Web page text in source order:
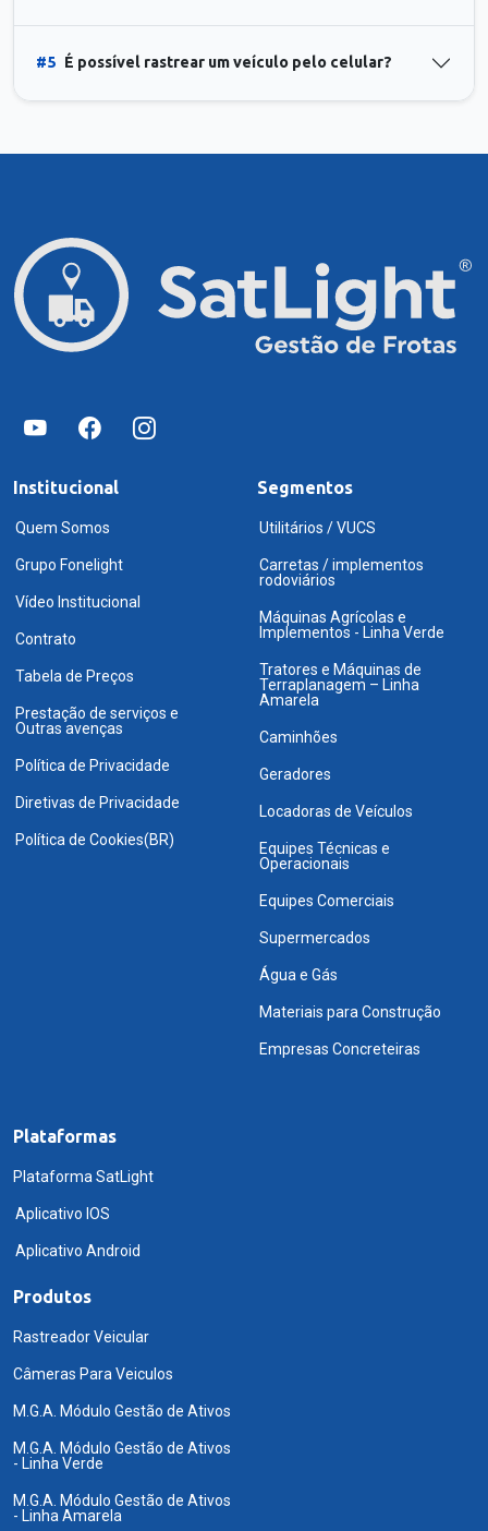
#5 É possível rastrear um veículo pelo celular?
Institucional
Quem Somos
Grupo Fonelight
Vídeo Institucional
Contrato
Tabela de Preços
Prestação de serviços e
Outras avenças
Política de Privacidade
Diretivas de Privacidade
Política de Cookies(BR)
Segmentos
Utilitários / VUCS
Carretas / implementos
rodoviários
Máquinas Agrícolas e
Implementos - Linha Verde
Tratores e Máquinas de
Terraplanagem – Linha
Amarela
Caminhões
Geradores
Locadoras de Veículos
Equipes Técnicas e
Operacionais
Equipes Comerciais
Supermercados
Água e Gás
Materiais para Construção
Empresas Concreteiras
Plataformas
Plataforma SatLight
Aplicativo IOS
Aplicativo Android
Produtos
Rastreador Veicular
Câmeras Para Veiculos
M.G.A. Módulo Gestão de Ativos
M.G.A. Módulo Gestão de Ativos
- Linha Verde
M.G.A. Módulo Gestão de Ativos
- Linha Amarela